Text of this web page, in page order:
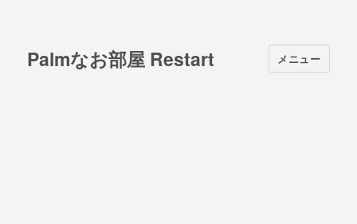
Palmなお部屋 Restart メニュー